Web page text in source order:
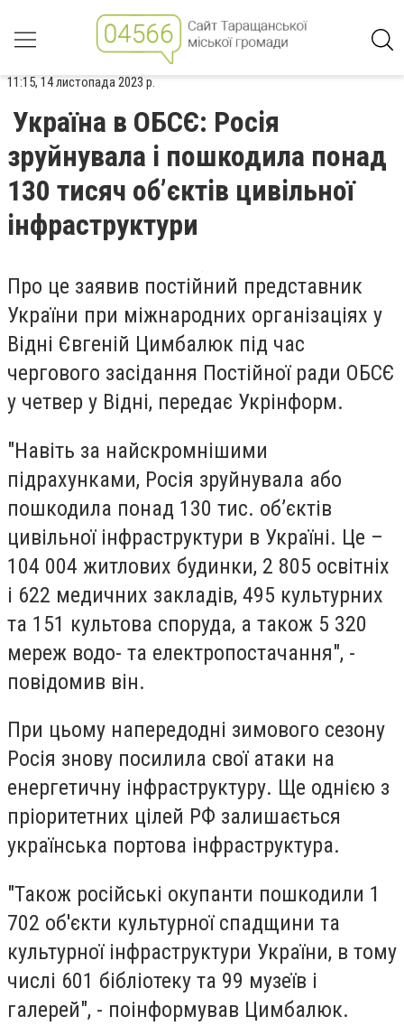
11:15, 14 листопада 2023 р.
Україна в ОБСЄ: Росія
зруйнувала і пошкодила понад
130 тисяч об’єктів цивільної
інфраструктури
Про це заявив постійний представник
України при міжнародних організаціях у
Відні Євгеній Цимбалюк під час
чергового засідання Постійної ради ОБСЄ
у четвер у Відні, передає Укрінформ.
"Навіть за найскромнішими
підрахунками, Росія зруйнувала або
пошкодила понад 130 тис. об’єктів
цивільної інфраструктури в Україні. Це –
104 004 житлових будинки, 2 805 освітніх
і 622 медичних закладів, 495 культурних
та 151 культова споруда, а також 5 320
мереж водо- та електропостачання", -
повідомив він.
При цьому напередодні зимового сезону
Росія знову посилила свої атаки на
енергетичну інфраструктуру. Ще однією з
пріоритетних цілей РФ залишається
українська портова інфраструктура.
"Також російські окупанти пошкодили 1
702 об'єкти культурної спадщини та
культурної інфраструктури України, в тому
числі 601 бібліотеку та 99 музеїв і
галерей", - поінформував Цимбалюк.